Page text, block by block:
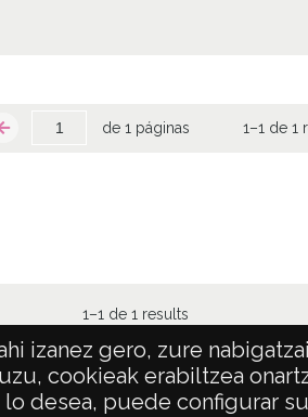
izanez gero, zure
cookieak erabiltzea
desea, puede configurar
de 1 páginas 1–1 de 1
1–1 de 1 results
ATENCIÓN